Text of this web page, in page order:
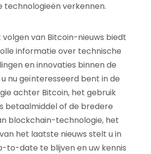
technologieën verkennen.
van Bitcoin-nieuws biedt
informatie over technische
en innovaties binnen de
nu geïnteresseerd bent in de
achter Bitcoin, het gebruik
betaalmiddel of de bredere
blockchain-technologie, het
het laatste nieuws stelt u in
to-date te blijven en uw kennis